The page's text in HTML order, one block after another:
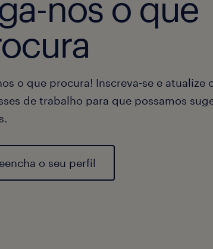
o que procura! Inscreva-se e atualize
de trabalho para que possamos
o seu perfil